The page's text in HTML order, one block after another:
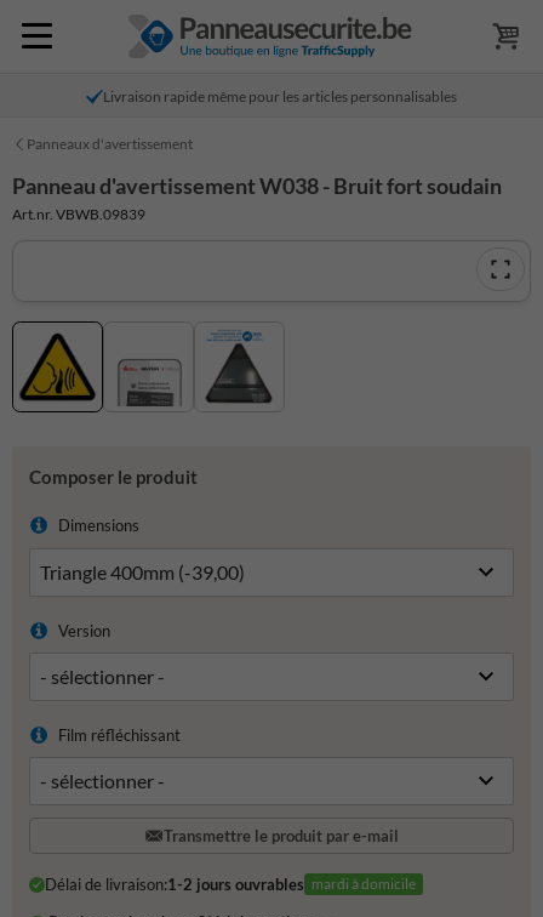
Livraison rapide même pour les articles personnalisables
Panneaux d'avertissement
Panneau d'avertissement W038 - Bruit fort soudain
Art.nr. VBWB.09839
Composer le produit
Dimensions
Version
Film réfléchissant
Transmettre le produit par e-mail
Délai de livraison:1-2 jours ouvrables mardi à domicile